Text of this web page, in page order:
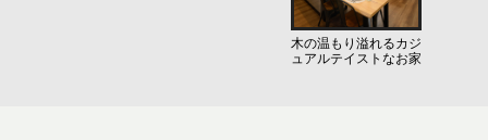
木の温もり溢れるカジ
ュアルテイストなお家